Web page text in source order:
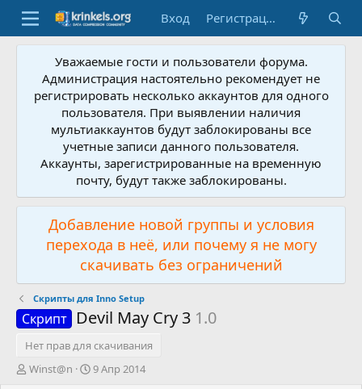
Вход Регистрация
Уважаемые гости и пользователи форума.
Администрация настоятельно рекомендует не
регистрировать несколько аккаунтов для одного
пользователя. При выявлении наличия
мультиаккаунтов будут заблокированы все
учетные записи данного пользователя.
Аккаунты, зарегистрированные на временную
почту, будут также заблокированы.
Добавление новой группы и условия
перехода в неё, или почему я не могу
скачивать без ограничений
Скрипты для Inno Setup
Скрипт Devil May Cry 3 1.0
Нет прав для скачивания
А
Winst@n
Д
9 Апр 2014